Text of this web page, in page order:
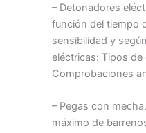
– Detonadores
función del tiempo
sensibilidad y
eléctricas: Tipos
Comprobaciones
– Pegas con
máximo de